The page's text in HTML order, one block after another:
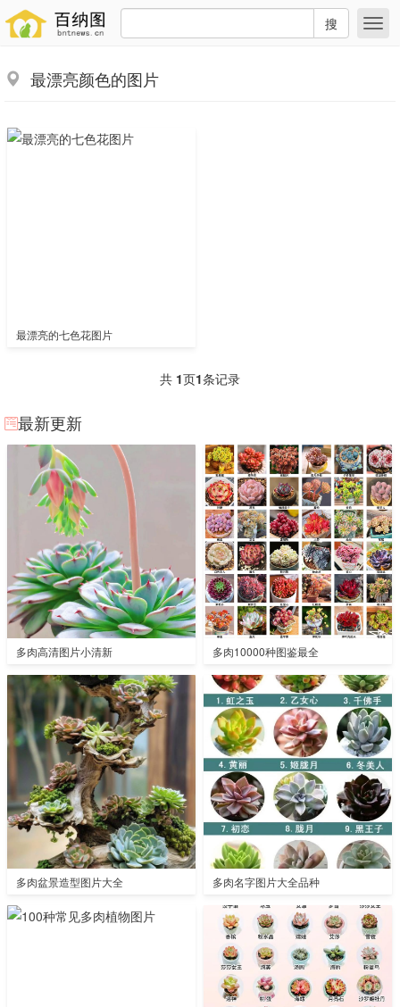
搜
最漂亮颜色的图片
最漂亮的七色花图片
共 1页1条记录
最新更新
多肉高清图片小清新 多肉10000种图鉴最全
多肉盆景造型图片大全 多肉名字图片大全品种